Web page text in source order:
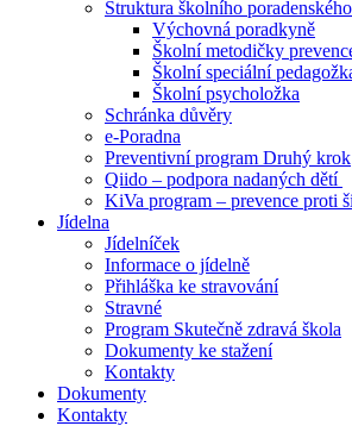
Struktura školního
Výchovná poradkyně
Školní metodičky
Školní speciální
Školní psycholožka
Schránka důvěry
e-Poradna
Preventivní program Druhý krok
Qiido – podpora nadaných dětí
KiVa program – prevence proti
Jídelna
Jídelníček
Informace o jídelně
Přihláška ke stravování
Stravné
Program Skutečně zdravá škola
Dokumenty ke stažení
Kontakty
Dokumenty
Kontakty